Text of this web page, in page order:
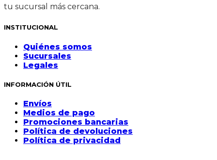
tu sucursal más cercana.
INSTITUCIONAL
Quiénes somos
Sucursales
Legales
INFORMACIÓN ÚTIL
Envíos
Medios de pago
Promociones bancarias
Política de devoluciones
Política de privacidad